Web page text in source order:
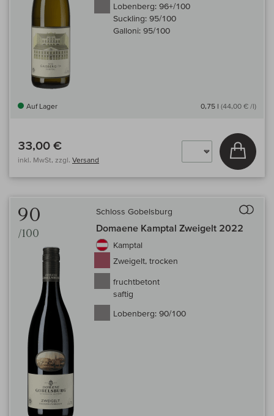
Lobenberg: 96+/100
Suckling: 95/100
Galloni: 95/100
Auf Lager 0,75 l (44,00 € /l)
33,00 €
inkl. MwSt, zzgl. Versand
In
90
/100
Schloss Gobelsburg
Domaene Kamptal Zweigelt 2022
Kamptal
Zweigelt, trocken
fruchtbetont
saftig
Lobenberg: 90/100